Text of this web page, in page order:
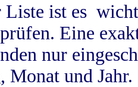
Liste ist es
Eine
nur
Monat und Jahr.